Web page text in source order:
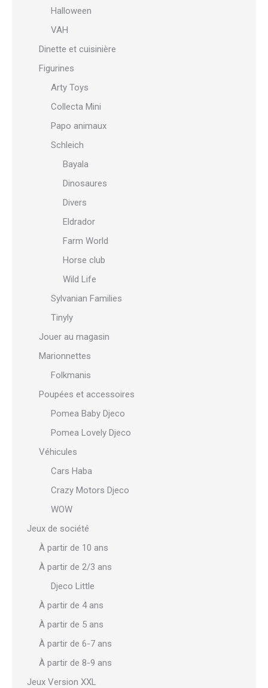
Halloween
VAH
Dinette et cuisinière
Figurines
Arty Toys
Collecta Mini
Papo animaux
Schleich
Bayala
Dinosaures
Divers
Eldrador
Farm World
Horse club
Wild Life
Sylvanian Families
Tinyly
Jouer au magasin
Marionnettes
Folkmanis
Poupées et accessoires
Pomea Baby Djeco
Pomea Lovely Djeco
Véhicules
Cars Haba
Crazy Motors Djeco
WOW
Jeux de société
À partir de 10 ans
À partir de 2/3 ans
Djeco Little
À partir de 4 ans
À partir de 5 ans
À partir de 6-7 ans
À partir de 8-9 ans
Jeux Version XXL